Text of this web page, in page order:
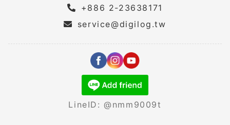
+886 2-23638171
service@digilog.tw
LineID: @nmm9009t